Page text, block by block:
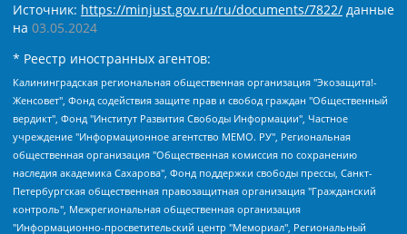
Источник: https://minjust.gov.ru/ru/documents/7822/ данные
на 03.05.2024
* Реестр иностранных агентов:
Калининградская региональная общественная организация "Экозащита!-Женсовет", Фонд содействия защите прав и свобод граждан "Общественный вердикт", Фонд "Институт Развития Свободы Информации", Частное учреждение "Информационное агентство МЕМО. РУ", Региональная общественная организация "Общественная комиссия по сохранению наследия академика Сахарова", Фонд поддержки свободы прессы, Санкт-Петербургская общественная правозащитная организация "Гражданский контроль", Межрегиональная общественная организация "Информационно-просветительский центр "Мемориал", Региональный Фонд "Центр Защиты Прав Средств Массовой Информации", с 05.12.2023 Фонд "Центр Защиты Прав Средств массовой информации", Региональная общественная благотворительная организация помощи беженцам и мигрантам "Гражданское содействие", Негосударственное образовательное учреждение дополнительного профессионального образования (повышение квалификации) специалистов "АКАДЕМИЯ ПО ПРАВАМ ЧЕЛОВЕКА", Свердловская региональная общественная организация "Сутяжник", Автономная некоммерческая организация "Центр независимых социологических исследований", Союз общественных объединений "Российский исследовательский центр по правам человека", Региональное общественное учреждение научно-информационный центр "МЕМОРИАЛ", Некоммерческая организация "Фонд защиты гласности", Автономная некоммерческая организация "Институт прав человека", Городская общественная организация "Екатеринбургское общество "МЕМОРИАЛ", Городская общественная организация "Рязанское историко-просветительское и правозащитное общество "Мемориал" (Рязанский Мемориал), Челябинский региональный орган общественной самодеятельности – женское общественное объединение "Женщины Евразии", Челябинский региональный орган общественной самодеятельности "Уральская правозащитная группа", Фонд содействия защите здоровья и социальной справедливости имени Андрея Рылькова, Автономная Некоммерческая Организация "Аналитический Центр Юрия Левады", Автономная некоммерческая организация социальной поддержки населения "Проект Апрель", Региональная общественная организация помощи женщинам и детям, находящимся в кризисной ситуации "Информационно-методический центр "Анна", Фонд содействия развитию массовых коммуникаций и правовому просвещению "Так-так-Так", Фонд содействия устойчивому развитию "Серебряная тайга", Свердловский региональный общественный фонд социальных проектов "Новое время", "Idel.Реалии", Кавказ.Реалии, Крым.Реалии, Телеканал Настоящее Время, Татаро-башкирская служба Радио Свобода (Azatliq Radiosi), Радио Свободная Европа/Радио Свобода (PCE/PC), "Сибирь.Реалии", "Фактограф", Благотворительный фонд помощи осужденным и их семьям, Автономная некоммерческая организация "Институт глобализации и социальных движений", Фонд "В защиту прав заключенных", Частное учреждение "Центр поддержки и содействия развитию средств массовой информации", Пензенский региональный общественный благотворительный фонд "Гражданский союз", "Север.Реалии", Некоммерческая организация Фонд "Правовая инициатива", Общество с ограниченной ответственностью "Радио Свободная Европа/Радио Свобода", Чешское информационное агентство "MEDIUM-ORIENT", Красноярская региональная общественная организация "Мы против СПИДа", Камалягин Денис Николаевич, Маркелов Сергей Евгеньевич, Пономарев Лев Александрович, Савицкая Людмила Алексеевна, Автономная некоммерческая организация "Центр по работе с проблемой насилия "НАСИЛИЮ.НЕТ", Межрегиональный профессиональный союз работников здравоохранения "Альянс врачей", Юридическое лицо, зарегистрированное в Латвийской Республике, SIA "Medusa Project" (регистрационный номер 40103797863, дата регистрации 10.06.2014), Некоммерческая организация "Фонд по борьбе с коррупцией", Автономная некоммерческая организация "Институт права и публичной политики", Баданин Роман Сергеевич, Гликин Максим Александрович, Железнова Мария Михайловна, Лукьянова Юлия Сергеевна, Маетная Елизавета Витальевна, Маняхин Петр Борисович, Чуракова Ольга Владимировна, Ярош Юлия Петровна, Юридическое лицо "The Insider SIA", зарегистрированное в Риге, Латвийская Республика (дата регистрации 26.06.2015), являющееся администратором доменного имени интернет-издания "The Insider SIA", https://theins.ru, Постернак Алексей Евгеньевич, Рубин Михаил Аркадьевич, Анин Роман Александрович, Юридическое лицо Istories fonds, зарегистрированное в Латвийской Республике (регистрационный номер 50008295751, дата регистрации 24.02.2020), Великовский Дмитрий Александрович, Долинина Ирина Николаевна, Мароховская Алеся Алексеевна, Шлейнов Роман Юрьевич, Шмагун Олеся Валентиновна, Общество с ограниченной ответственностью "Альтаир 2021", Общество с ограниченной ответственностью "Вега 2021", Общество с ограниченной ответственностью "Главный редактор 2021", Общество с ограниченной ответственностью "Ромашки монолит", Важенков Артем Валерьевич, Ивановская областная общественная организация "Центр гендерных исследований", Гурман Юрий Альбертович, Медиапроект "ОВД-Инфо", Егоров Владимир Владимирович, Жилинский Владимир Александрович, Общество с ограниченной ответственностью "ЗП", Иванова София Юрьевна, Карезина Инна Павловна, Кильтау Екатерина Викторовна, Петров Алексей Викторович, Пискунов Сергей Евгеньевич, Смирнов Сергей Сергеевич, Тихонов Михаил Сергеевич, Общество с ограниченной ответственностью "ЖУРНАЛИСТ-ИНОСТРАННЫЙ АГЕНТ", Арапова Галина Юрьевна, Вольтская Татьяна Анатольевна, Американская компания "Mason G.E.S. Anonymous Foundation" (США), являющаяся владельцем интернет-издания https://mnews.world/, Компания "Stichting Bellingcat", зарегистрированная в Нидерландах (дата регистрации 11.07.2018), Захаров Андрей Вячеславович, Клепиковская Екатерина Дмитриевна, Общество с ограниченной ответственностью "МЕМО", Перл Роман Александрович, Симонов Евгений Алексеевич, Соловьева Елена Анатольевна, Сотников Даниил Владимирович, Сурначева Елизавета Дмитриевна, Автономная некоммерческая организация по защите прав человека и информированию населения "Якутия – Наше Мнение", Общество с ограниченной ответственностью "Москоу диджитал медиа", с 26.01.2023 Общество с ограниченной ответственностью "Чайка Белые сады", Ветошкина Валерия Валерьевна, Заговора Максим Александрович, Межрегиональное общественное движение "Российская ЛГБТ - сеть", Оленичев Максим Владимирович, Павлов Иван Юрьевич, Скворцова Елена Сергеевна, Общество с ограниченной ответственностью "Как бы инагент", Кочетков Игорь Викторович, Общество с ограниченной ответственностью "Честные выборы", Еланчик Олег Александрович, Общество с ограниченной ответственностью "Нобелевский призыв", Гималова Регина Эмилевна, Григорьев Андрей Валерьевич, Григорьева Алина Александровна, Ассоциация по содействию защите прав призывников, альтернативнослужащих и военнослужащих "Правозащитная группа "Гражданин.Армия.Право", Хисамова Регина Фаритовна, Автономная некоммерческая организация по реализации социально-правовых программ "Лилит", Дальневосточное общественное движение "Маяк", Санкт-Петербургская ЛГБТ-инициативная группа "Выход", Инициативная группа ЛГБТ+ "Реверс", Алексеев Андрей Викторович, Бекбулатова Таисия Львовна, Беляев Иван Михайлович, Владыкина Елена Сергеевна, Гельман Марат Александрович, Никульшина Вероника Юрьевна, Толоконникова Надежда Андреевна, Шендерович Виктор Анатольевич, Общество с ограниченной ответственностью "Данное сообщение", Общество с ограниченной ответственностью Издательский дом "Новая глава", Айнбиндер Александра Александровна, Московский комьюнити-центр для ЛГБТ+инициатив, Благотворительный фонд развития филантропии, Deutsche Welle (Германия, Kurt-Schumacher-Strasse 3, 53113 Bonn), Борзунова Мария Михайловна, Воробьев Виктор Викторович, Голубева Анна Львовна, Константинова Алла Михайловна, Малкова Ирина Владимировна, Мурадов Мурад Абдулгалимович, Осетинская Елизавета Николаевна, Понасенков Евгений Николаевич, Ганапольский Матвей Юрьевич, Киселев Евгений Алексеевич, Борухович Ирина Григорьевна, Дремин Иван Тимофеевич, Дубровский Дмитрий Викторович, Красноярская региональная общественная организация поддержки и развития альтернативных образовательных технологий и межкультурных коммуникаций "ИНТЕРРА", Маяковская Екатерина Алексеевна, Фейгин Марк Захарович, Филимонов Андрей Викторович, Дзугкоева Регина Николаевна, Доброхотов Роман Александрович, Дудь Юрий Александрович, Елкин Сергей Владимирович, Кругликов Кирилл Игоревич, Сабунаева Мария Леонидовна, Семенов Алексей Владимирович, Шаинян Карен Багратович, Шульман Екатерина Михайловна, Асафьев Артур Валерьевич, Вахштайн Виктор Семенович, Венедиктов Алексей Алексеевич, Лушникова Екатерина Евгеньевна, Волков Леонид Михайлович, Невзоров Александр Глебович, Пархоменко Сергей Борисович, Сироткин Ярослав Николаевич, Кара-Мурза Владимир Владимирович, Баранова Наталья Владимировна, Гозман Леонид Яковлевич, Кагарлицкий Борис Юльевич, Климарев Михаил Валерьевич, Милов Владимир Станиславович, Автономная некоммерческая организация Краснодарский центр современного искусства "Типография", Моргенштерн Алишер Тагирович, Соболь Любовь Эдуардовна, Общество с ограниченной ответственностью "ЛИЗА НОРМ", Каспаров Гарри Кимович, Ходорковский Михаил Борисович, Общество с ограниченной ответственностью "Апрельские тезисы", Данилович Ирина Брониславовна, Кашин Олег Владимирович, Петров Николай Владимирович, Пивоваров Алексей Владимирович, Соколов Михаил Владимирович, Цветкова Юлия Владимировна, Чичваркин Евгений Александрович, Комитет против пыток/Команда против пыток, Общество с ограниченной ответственностью "Первый научный", Общество с ограниченной ответственностью "Вертолет и ко", Белоцерковская Вероника Борисовна, Кац Максим Евгеньевич, Лазарева Татьяна Юрьевна, Шаведдинов Руслан Табризович, Яшин Илья Валерьевич, Общество с ограниченной ответственностью "Иноагент ААВ", Алешковский Дмитрий Петрович, Альбац Евгения Марковна, Быков Дмитрий Львович, Галямина Юлия Евгеньевна, Лойко Сергей Леонидович, Мартынов Кирилл Константинович, Медведев Сергей Александрович, Крашенинников Федор Геннадиевич, Гордеева Катерина Вл